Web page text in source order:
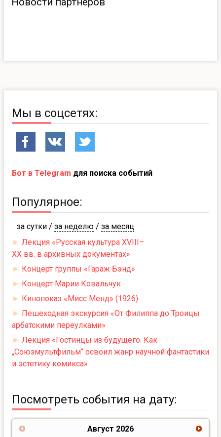
Мы в соцсетях:
Бот в Telegram для поиска событий
Популярное:
за сутки / за неделю / за месяц
► Лекция «Русская культура XVIII–
XX вв. в архивных документах»
► Концерт группы «Гараж Бэнд»
► Концерт Марии Ковальчук
► Кинопоказ «Мисс Менд» (1926)
► Пешеходная экскурсия «От Филиппа до Троицы
арбатскими переулками»
► Лекция «Гостинцы из будущего. Как
„Союзмультфильм“ освоил жанр научной фантастики
и эстетику комикса»
Посмотреть события на дату:
Август 2026